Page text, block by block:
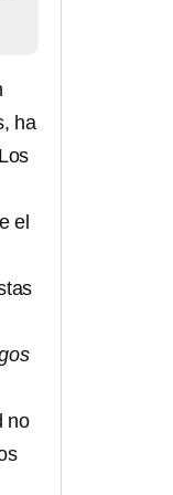
ha
el
no